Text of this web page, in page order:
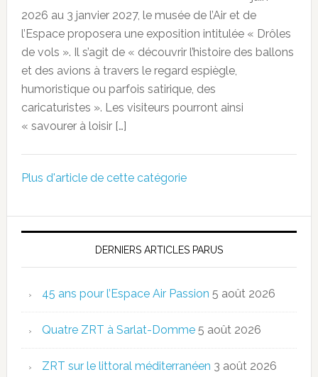
2026 au 3 janvier 2027, le musée de l’Air et de
l’Espace proposera une exposition intitulée « Drôles
de vols ». Il s’agit de « découvrir l’histoire des ballons
et des avions à travers le regard espiègle,
humoristique ou parfois satirique, des
caricaturistes ». Les visiteurs pourront ainsi
« savourer à loisir […]
Plus d'article de cette catégorie
DERNIERS ARTICLES PARUS
45 ans pour l’Espace Air Passion 5 août 2026
Quatre ZRT à Sarlat-Domme 5 août 2026
ZRT sur le littoral méditerranéen 3 août 2026